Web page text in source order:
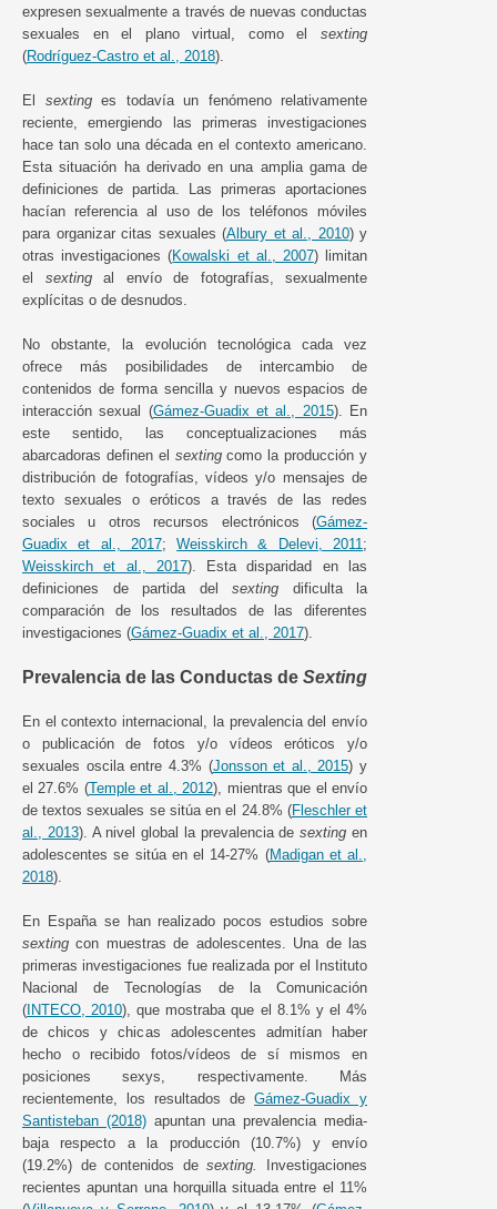
expresen sexualmente a través de nuevas conductas
sexuales en el plano virtual, como el sexting
(Rodríguez-Castro et al., 2018).
El sextinges todavía un fenómeno relativamente
reciente, emergiendo las primeras investigaciones
hace tan solo una década en el contexto americano.
Esta situación ha derivado en una amplia gama de
definiciones de partida. Las primeras aportaciones
hacían referencia al uso de los teléfonos móviles
para organizar citas sexuales (Albury et al., 2010) y
otras investigaciones (Kowalski et al., 2007) limitan
el sextingal envío de fotografías, sexualmente
explícitas o de desnudos.
No obstante, la evolución tecnológica cada vez
ofrece más posibilidades de intercambio de
contenidos de forma sencilla y nuevos espacios de
interacción sexual (Gámez-Guadix et al., 2015). En
este sentido, las conceptualizaciones más
abarcadoras definen el sextingcomo la producción y
distribución de fotografías, vídeos y/o mensajes de
texto sexuales o eróticos a través de las redes
sociales u otros recursos electrónicos (Gámez-
Guadix et al., 2017;Weisskirch & Delevi, 2011 ;
Weisskirch et al., 2017). Esta disparidad en las
definiciones de partida del sexting dificulta la
comparación de los resultados de las diferentes
investigaciones (Gámez-Guadix et al., 2017).
Prevalencia de las Conductas de Sexting
En el contexto internacional, la prevalencia del envío
o publicación de fotos y/o vídeos eróticos y/o
sexuales oscila entre 4.3% (Jonsson et al., 2015) y
el 27.6% (Temple et al., 2012), mientras que el envío
de textos sexuales se sitúa en el 24.8% (Fleschler et
al., 2013). A nivel global la prevalencia desexting en
adolescentes se sitúa en el 14-27% (Madigan et al.,
2018).
En España se han realizado pocos estudios sobre
sexting con muestras de adolescentes. Una de las
primeras investigaciones fue realizada por el Instituto
Nacional de Tecnologías de la Comunicación
(INTECO, 2010), que mostraba que el 8.1% y el 4%
de chicos y chicas adolescentes admitían haber
hecho o recibido fotos/vídeos de sí mismos en
posiciones sexys, respectivamente. Más
recientemente, los resultados de Gámez-Guadix y
Santisteban (2018)apuntan una prevalencia media-
baja respecto a la producción (10.7%) y envío
(19.2%) de contenidos desexting.
Investigaciones
recientes apuntan una horquilla situada entre el 11%